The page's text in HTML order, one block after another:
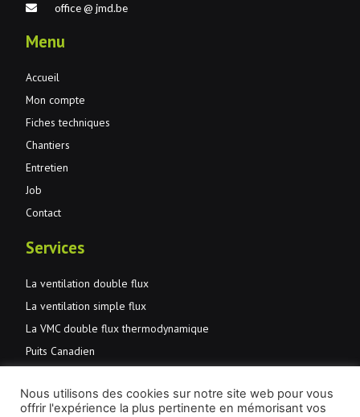
office @ jmd.be
Menu
Accueil
Mon compte
Fiches techniques
Chantiers
Entretien
Job
Contact
Services
La ventilation double flux
La ventilation simple flux
La VMC double flux thermodynamique
Puits Canadien
JMD Aération et santé
Nous utilisons des cookies sur notre site web pour vous
offrir l'expérience la plus pertinente en mémorisant vos